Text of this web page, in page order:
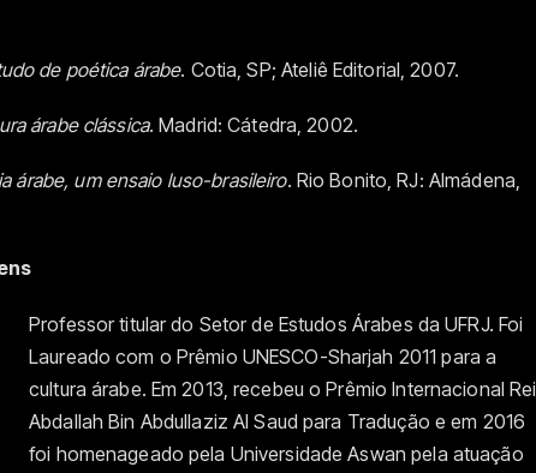
de poética árabe. Cotia, SP; Ateliê Editorial, 2007.
árabe clássica. Madrid: Cátedra, 2002.
árabe, um ensaio luso-brasileiro. Rio Bonito, RJ: Almádena,
Professor titular do Setor de Estudos Árabes da UFRJ. Foi
Laureado com o Prêmio UNESCO-Sharjah 2011 para a
cultura árabe. Em 2013, recebeu o Prêmio Internacional Rei
Abdallah Bin Abdullaziz Al Saud para Tradução e em 2016
foi homenageado pela Universidade Aswan pela atuação